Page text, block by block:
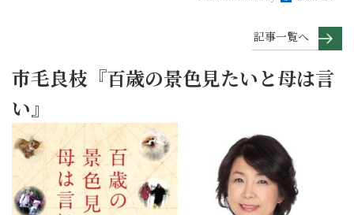
記事一覧へ
市毛良枝『百歳の景色見たいと母は言
い』